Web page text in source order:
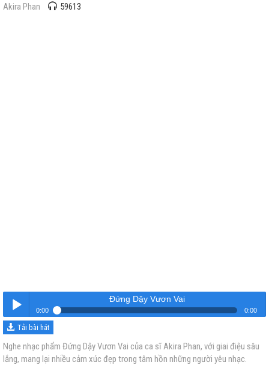
Akira Phan 59613
Nghe
Đứng Dậy Vươn Vai
0:00 0:00
Đứng Dậy Vươn Vai
Tải bài hát
Nghe nhạc phẩm Đứng Dậy Vươn Vai của ca sĩ Akira Phan, với giai điệu sâu
lắng, mang lại nhiều cảm xúc đẹp trong tâm hồn những người yêu nhạc.